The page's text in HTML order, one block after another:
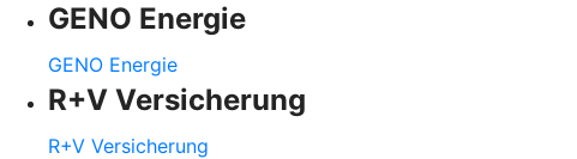
GENO Energie
GENO Energie
R+V Versicherung
R+V Versicherung